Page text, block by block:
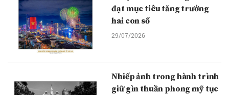
đạt mục tiêu tăng trưởng
hai con số
29/07/2026
Nhiếp ảnh trong hành trình
giữ gìn thuần phong mỹ tục